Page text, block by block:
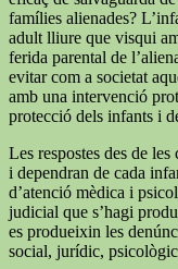
famílies alienades?
adult lliure que visqui
ferida parental de
evitar com a societat
amb una intervenció
protecció dels infants i
Les respostes des de
i dependran de cada
d’atenció mèdica i
judicial que s’hagi
es produeixin les
social, jurídic,